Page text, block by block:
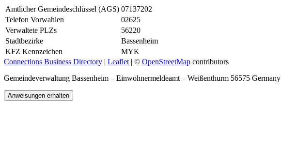
Amtlicher Gemeindeschlüssel (AGS) 07137202
Telefon Vorwahlen
02625
Verwaltete PLZs
56220
Stadtbezirke
Bassenheim
KFZ Kennzeichen
MYK
Connections Business Directory | Leaflet | © OpenStreetMap contributors
Gemeindeverwaltung Bassenheim – Einwohnermeldeamt – Weißenthurm 56575 Germany
Anweisungen erhalten